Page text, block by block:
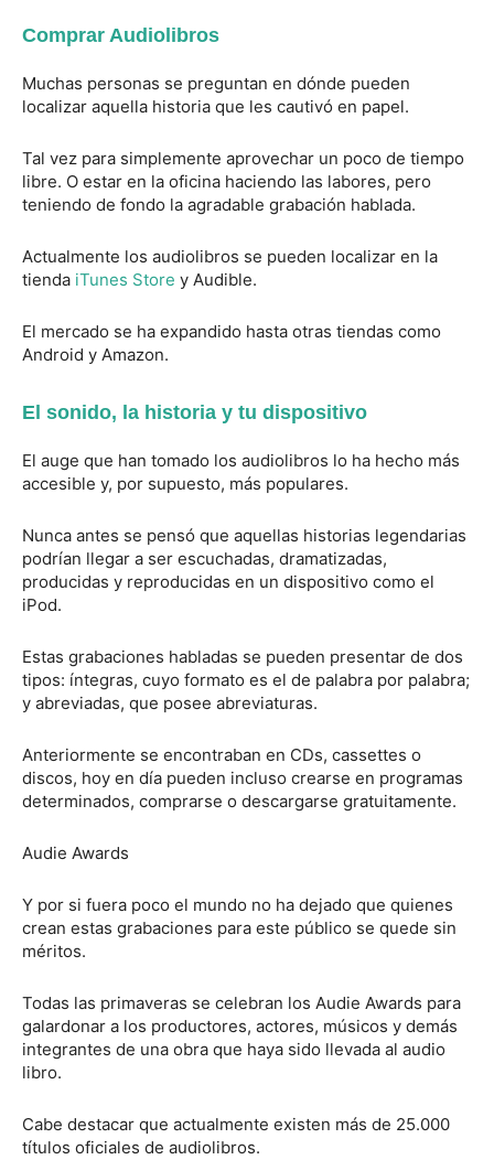
Comprar Audiolibros
Muchas personas se preguntan en dónde pueden
localizar aquella historia que les cautivó en papel.
Tal vez para simplemente aprovechar un poco de tiempo
libre. O estar en la oficina haciendo las labores, pero
teniendo de fondo la agradable grabación hablada.
Actualmente los audiolibros se pueden localizar en la
tienda iTunes Store y Audible.
El mercado se ha expandido hasta otras tiendas como
Android y Amazon.
El sonido, la historia y tu dispositivo
El auge que han tomado los audiolibros lo ha hecho más
accesible y, por supuesto, más populares.
Nunca antes se pensó que aquellas historias legendarias
podrían llegar a ser escuchadas, dramatizadas,
producidas y reproducidas en un dispositivo como el
iPod.
Estas grabaciones habladas se pueden presentar de dos
tipos: íntegras, cuyo formato es el de palabra por palabra;
y abreviadas, que posee abreviaturas.
Anteriormente se encontraban en CDs, cassettes o
discos, hoy en día pueden incluso crearse en programas
determinados, comprarse o descargarse gratuitamente.
Audie Awards
Y por si fuera poco el mundo no ha dejado que quienes
crean estas grabaciones para este público se quede sin
méritos.
Todas las primaveras se celebran los Audie Awards para
galardonar a los productores, actores, músicos y demás
integrantes de una obra que haya sido llevada al audio
libro.
Cabe destacar que actualmente existen más de 25.000
títulos oficiales de audiolibros.